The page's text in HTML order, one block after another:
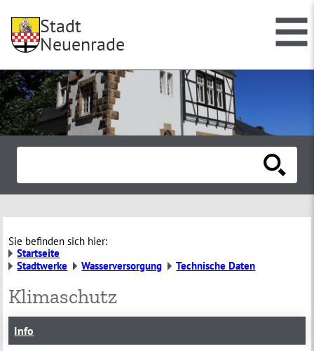
Stadt
Neuenrade
Sie befinden sich hier:
Startseite
Stadtwerke
Wasserversorgung Technische Daten
Klimaschutz
Info